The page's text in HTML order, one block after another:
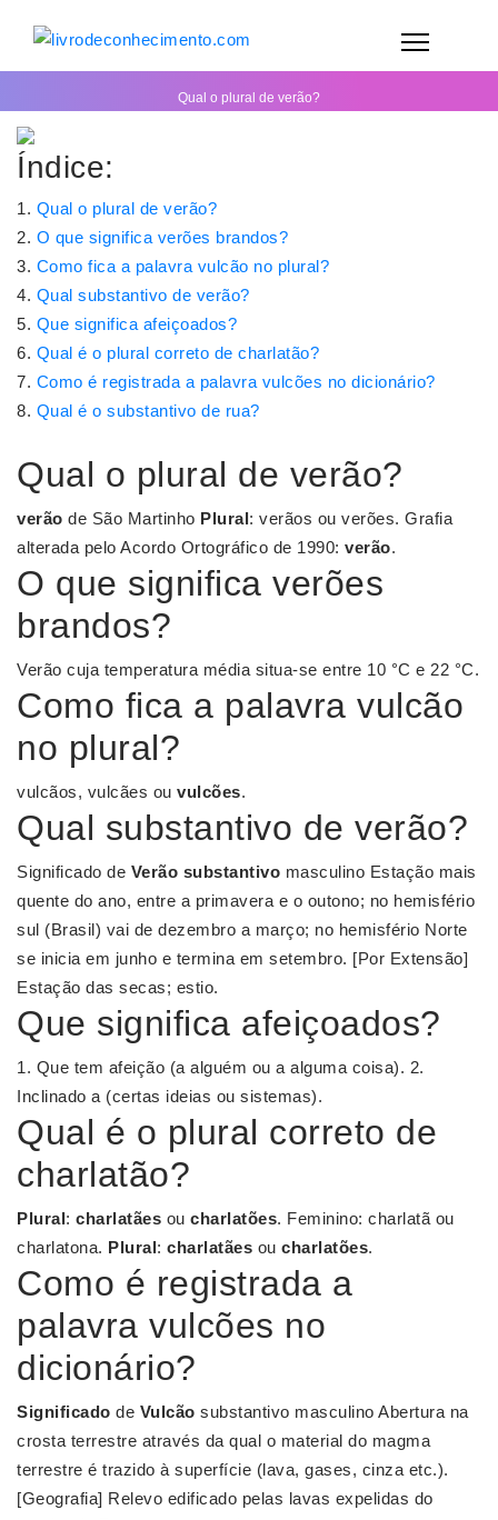
Qual o plural de verão?
Índice:
Qual o plural de verão?
O que significa verões brandos?
Como fica a palavra vulcão no plural?
Qual substantivo de verão?
Que significa afeiçoados?
Qual é o plural correto de charlatão?
Como é registrada a palavra vulcões no dicionário?
Qual é o substantivo de rua?
Qual o plural de verão?
verão de São Martinho Plural: verãos ou verões. Grafia
alterada pelo Acordo Ortográfico de 1990: verão.
O que significa verões
brandos?
Verão cuja temperatura média situa-se entre 10 °C e 22 °C.
Como fica a palavra vulcão
no plural?
vulcãos, vulcães ou vulcões.
Qual substantivo de verão?
Significado de Verão substantivo masculino Estação mais
quente do ano, entre a primavera e o outono; no hemisfério
sul (Brasil) vai de dezembro a março; no hemisfério Norte
se inicia em junho e termina em setembro. [Por Extensão]
Estação das secas; estio.
Que significa afeiçoados?
1. Que tem afeição (a alguém ou a alguma coisa). 2.
Inclinado a (certas ideias ou sistemas).
Qual é o plural correto de
charlatão?
Plural: charlatães ou charlatões. Feminino: charlatã ou
charlatona. Plural: charlatães ou charlatões.
Como é registrada a
palavra vulcões no
dicionário?
Significado de Vulcão substantivo masculino Abertura na
crosta terrestre através da qual o material do magma
terrestre é trazido à superfície (lava, gases, cinza etc.).
[Geografia] Relevo edificado pelas lavas expelidas do